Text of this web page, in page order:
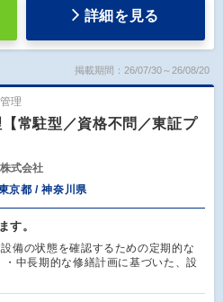
詳細を見る
掲載期間：26/07/30～26/08/20
理
常駐型／資格不問／東証プ
式会社
京都 / 神奈川県
す。
備の状態を確認するための定期的な
中長期的な修繕計画に基づいた、設